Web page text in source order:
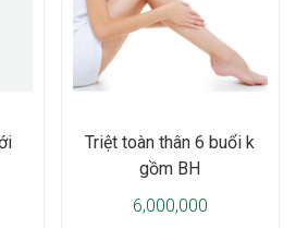
Triệt toàn thân 6 buổi k
gồm BH
6,000,000